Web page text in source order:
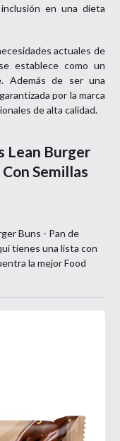
en una dieta
actuales de
establece como un
Además de ser una
por la marca
de alta calidad.
Lean Burger
Semillas
Buns - Pan de
tienes una lista con
la mejorFood